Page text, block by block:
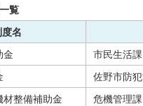
覧
名
金
市民生活課
佐野市防
材整備補助金
危機管理課